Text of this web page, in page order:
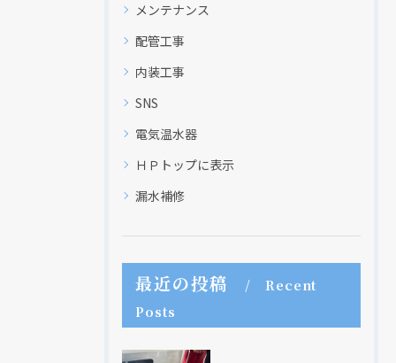
メンテナンス
配管工事
内装工事
SNS
電気温水器
ＨＰトップに表示
漏水補修
最近の投稿
Recent
Posts